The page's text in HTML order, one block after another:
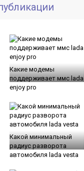
Какие модемы
поддерживает ммс lada
enjoy pro
Какой минимальный
радиус разворота
автомобиля lada vesta